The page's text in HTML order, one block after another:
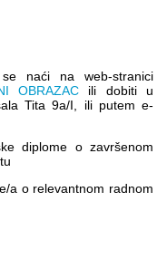
naći na web-stranici
OBRAZAC ili dobiti u
Tita 9a/I, ili putem e-
o završenom
o relevantnom radnom